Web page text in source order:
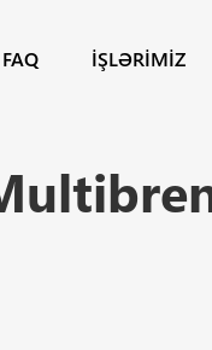
FAQ İŞLƏRIMIZ